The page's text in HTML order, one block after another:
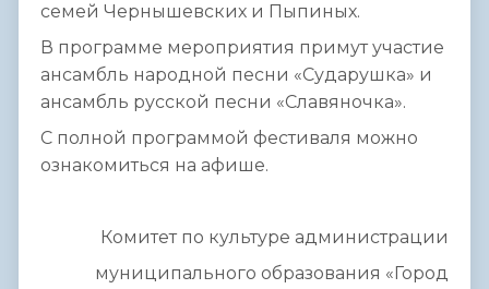
семей Чернышевских и Пыпиных.
В программе мероприятия примут участие
ансамбль народной песни «Сударушка» и
ансамбль русской песни «Славяночка».
С полной программой фестиваля можно
ознакомиться на афише.
Комитет по культуре администрации
муниципального образования «Город